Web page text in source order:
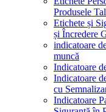
Produsele
Etichete și
și Încredere
indicatoare
muncă
Indicatoare
Indicatoare
cu
Indicatoare